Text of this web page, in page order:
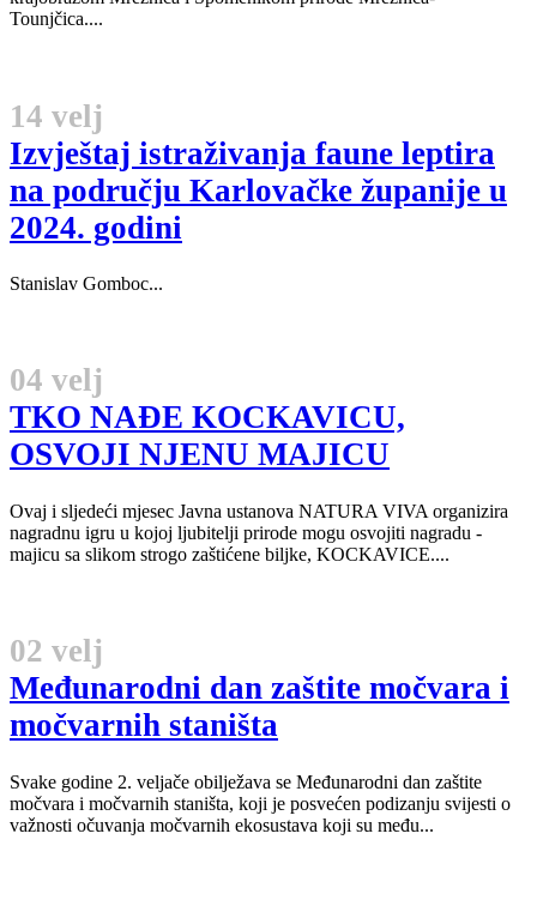
Tounjčica....
14 velj
Izvještaj istraživanja faune leptira
na području Karlovačke županije u
2024. godini
Stanislav Gomboc...
04 velj
TKO NAĐE KOCKAVICU,
OSVOJI NJENU MAJICU
Ovaj i sljedeći mjesec Javna ustanova NATURA VIVA organizira
nagradnu igru u kojoj ljubitelji prirode mogu osvojiti nagradu -
majicu sa slikom strogo zaštićene biljke, KOCKAVICE....
02 velj
Međunarodni dan zaštite močvara i
močvarnih staništa
Svake godine 2. veljače obilježava se Međunarodni dan zaštite
močvara i močvarnih staništa, koji je posvećen podizanju svijesti o
važnosti očuvanja močvarnih ekosustava koji su među...